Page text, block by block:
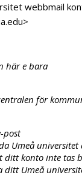
webbmail
här e bara
för
post
Umeå
ditt konto inte tas
ditt Umeå